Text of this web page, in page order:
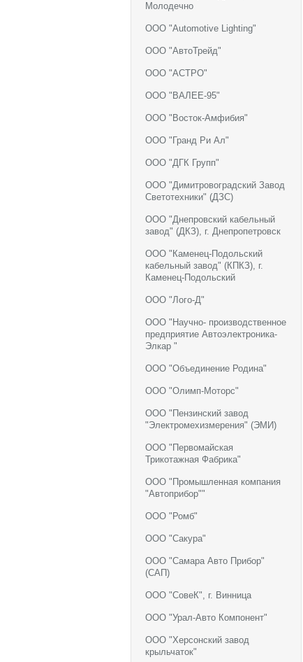
Молодечно
ООО "Automotive Lighting"
ООО "АвтоТрейд"
ООО "АСТРО"
ООО "ВАЛЕЕ-95"
ООО "Восток-Амфибия"
ООО "Гранд Ри Ал"
ООО "ДГК Групп"
ООО "Димитровоградский Завод
Светотехники" (ДЗС)
ООО "Днепровский кабельный
завод" (ДКЗ), г. Днепропетровск
ООО "Каменец-Подольский
кабельный завод" (КПКЗ), г.
Каменец-Подольский
ООО "Лого-Д"
ООО "Научно- производственное
предприятие Автоэлектроника-
Элкар "
ООО "Объединение Родина"
ООО "Олимп-Моторс"
ООО "Пензинский завод
"Электромехизмерения" (ЭМИ)
ООО "Первомайская
Трикотажная Фабрика"
ООО "Промышленная компания
"Автоприбор""
ООО "Ромб"
ООО "Сакура"
ООО "Самара Авто Прибор"
(САП)
ООО "СовеК", г. Винница
ООО "Урал-Авто Компонент"
ООО "Херсонский завод
крыльчаток"